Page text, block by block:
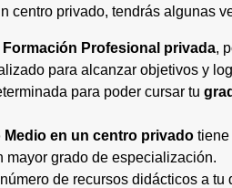
centro privado, tendrás algunas
Formación Profesional privada,
para alcanzar objetivos y
para poder cursar tu
en un centro privado tiene
mayor grado de especialización.
de recursos didácticos a